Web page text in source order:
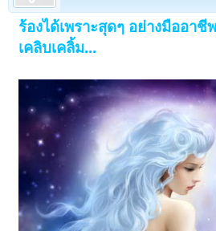
ร้องได้เพราะสุดๆ อย่างมืออาชี
เคลิบเคลิ้ม...